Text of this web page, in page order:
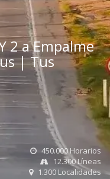
2 a Empalme
| Tus
450.000 Horarios
12.300 Líneas
1.300 Localidades